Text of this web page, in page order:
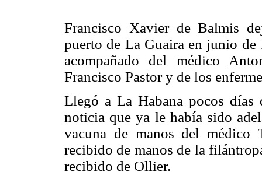
Francisco Xavier de Balmis
puerto de La Guaira en junio
acompañado del médico
Francisco Pastor y de los
Llegó a La Habana pocos días
noticia que ya le había sido
vacuna de manos del médico
recibido de manos de la
recibido de Ollier.